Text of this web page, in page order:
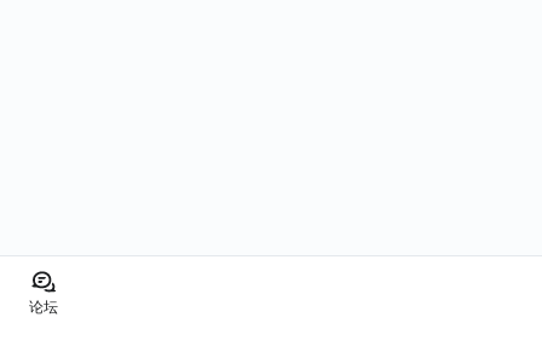
论坛